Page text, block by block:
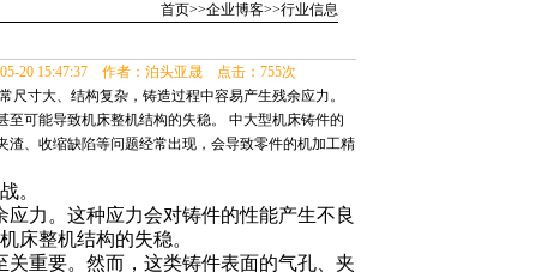
首页>>企业博客>>行业信息
05-20 15:47:37 作者：泊头亚晟 点击：755次
寸大、结构复杂，铸造过程中容易产生残余应力。
可能导致机床整机结构的失稳。 中大型机床铸件的
、收缩缺陷等问题经常出现，会导致零件的机加工精
。
力。这种应力会对铸件的性能产生不良
床整机结构的失稳。
重要。然而，这类铸件表面的气孔、夹